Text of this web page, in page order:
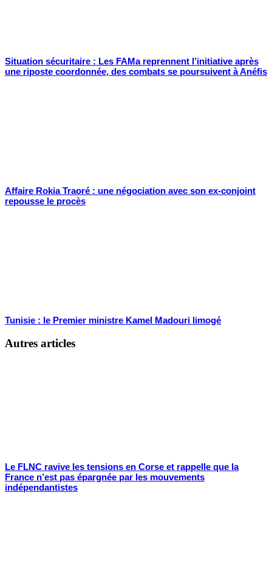
Situation sécuritaire : Les FAMa reprennent l’initiative après
une riposte coordonnée, des combats se poursuivent à Anéfis
Affaire Rokia Traoré : une négociation avec son ex-conjoint
repousse le procès
Tunisie : le Premier ministre Kamel Madouri limogé
Autres articles
Le FLNC ravive les tensions en Corse et rappelle que la
France n’est pas épargnée par les mouvements
indépendantistes